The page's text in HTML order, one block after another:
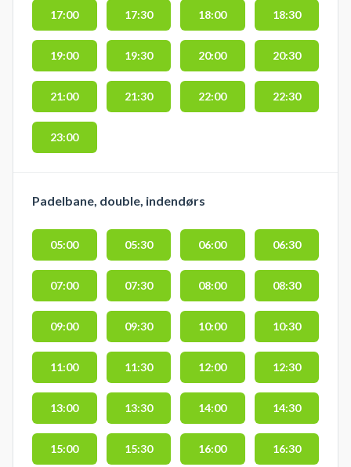
17:00 17:30 18:00 18:30
19:00 19:30 20:00 20:30
21:00 21:30 22:00 22:30
23:00
Padelbane, double, indendørs
05:00 05:30 06:00 06:30
07:00 07:30 08:00 08:30
09:00 09:30 10:00 10:30
11:00 11:30 12:00 12:30
13:00 13:30 14:00 14:30
15:00 15:30 16:00 16:30